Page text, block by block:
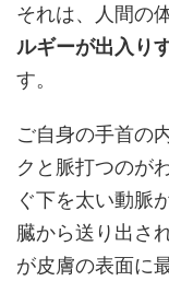
それは、人間の
ルギーが出入り
す。
ご自身の手首の
クと脈打つのが
ぐ下を太い動脈
臓から送り出さ
が皮膚の表面に